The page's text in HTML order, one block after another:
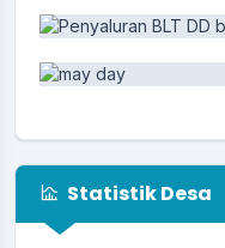
Statistik Desa